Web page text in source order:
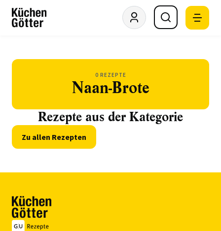
0 REZEPTE
Naan-Brote
Rezepte aus der Kategorie
Zu allen Rezepten